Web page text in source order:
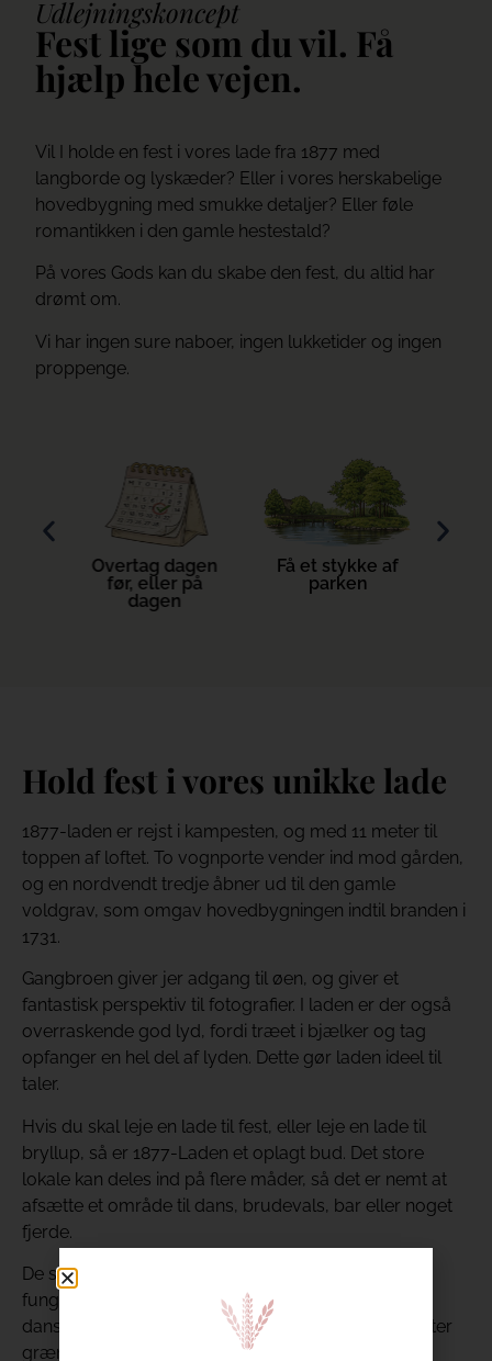
Udlejningskoncept
Fest lige som du vil. Få
hjælp hele vejen.
Vil I holde en fest i vores lade fra 1877 med
langborde og lyskæder? Eller i vores herskabelige
hovedbygning med smukke detaljer? Eller føle
romantikken i den gamle hestestald?
På vores Gods kan du skabe den fest, du altid har
drømt om.
Vi har ingen sure naboer, ingen lukketider og ingen
proppenge.
Overtag dagen
før, eller på
dagen
Få et stykke af
parken
Hold fest i vores unikke lade
1877-laden er rejst i kampesten, og med 11 meter til
toppen af loftet. To vognporte vender ind mod gården,
og en nordvendt tredje åbner ud til den gamle
voldgrav, som omgav hovedbygningen indtil branden i
1731.
Gangbroen giver jer adgang til øen, og giver et
fantastisk perspektiv til fotografier. I laden er der også
overraskende god lyd, fordi træet i bjælker og tag
opfanger en hel del af lyden. Dette gør laden ideel til
taler.
Hvis du skal leje en lade til fest, eller leje en lade til
bryllup, så er 1877-Laden et oplagt bud. Det store
lokale kan deles ind på flere måder, så det er nemt at
afsætte et område til dans, brudevals, bar eller noget
fjerde.
De store stofadskillere hjælper også på vej, og kan
fungere som et scenetæppe, der præsenterer hhv.
dansegulvet eller spiseområdet. Kun fantasien sætter
grænser.